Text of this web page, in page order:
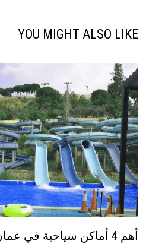
YOU MIGHT ALSO LIKE
أهم 4 أماكن سياحية في عمان الأردن للعائلات